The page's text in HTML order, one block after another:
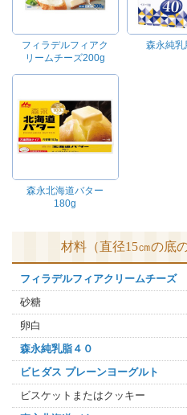
フィラデルフィアク
リームチーズ200g
森永純乳
森永北海道バター
180g
材料（直径15㎝の底
フィラデルフィアクリームチーズ
砂糖
卵白
森永純乳脂４０
ビヒダス プレーンヨーグルト
ビスケットまたはクッキー